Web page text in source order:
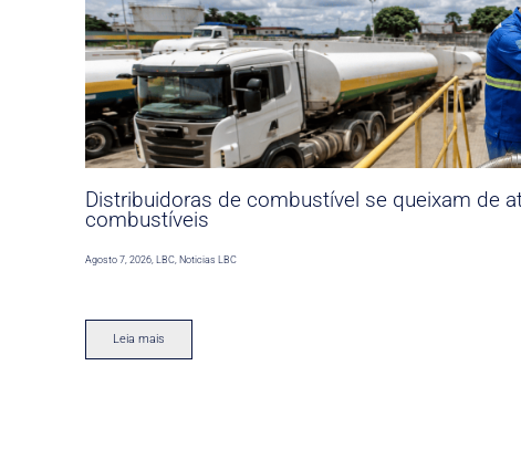
Distribuidoras de combustível se queixam de
combustíveis
Agosto 7, 2026,LBC,Noticias LBC
Leia mais